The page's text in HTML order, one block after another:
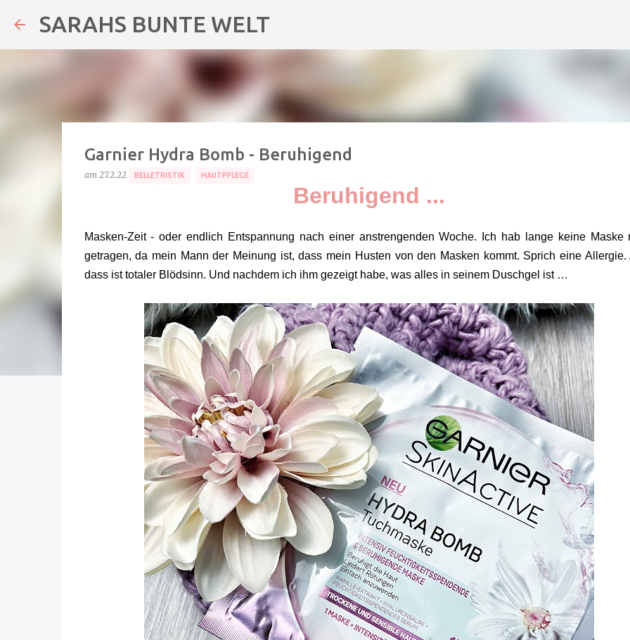
SARAHS BUNTE WELT
Garnier Hydra Bomb - Beruhigend
am 27.2.22 BELLETRISTIK HAUTPFLEGE
Beruhigend ...
Masken-Zeit - oder endlich Entspannung nach einer anstrengenden Woche. Ich hab lange keine Maske
getragen, da mein Mann der Meinung ist, dass mein Husten von den Masken kommt. Sprich eine Allergie.
dass ist totaler Blödsinn. Und nachdem ich ihm gezeigt habe, was alles in seinem Duschgel ist …